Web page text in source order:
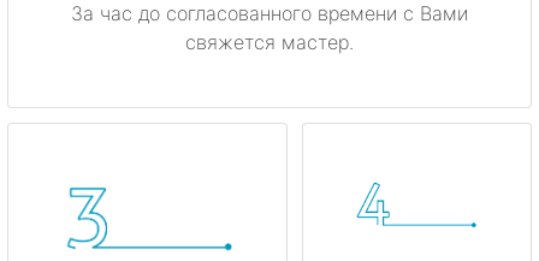
За час до согласованного времени с Вами
свяжется мастер.